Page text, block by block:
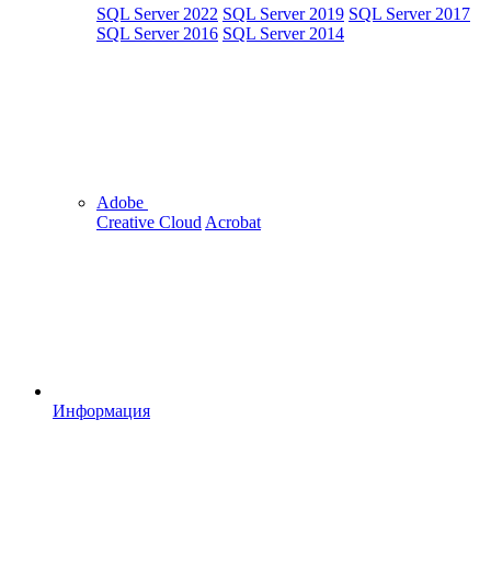
SQL Server 2022 SQL Server 2019 SQL Server 2017
SQL Server 2016 SQL Server 2014
Adobe
Creative Cloud Acrobat
Информация